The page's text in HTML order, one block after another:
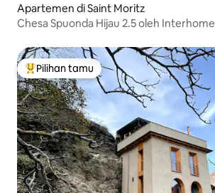
Apartemen di Saint Moritz
Chesa Spuonda Hijau 2.5 oleh Interhome
Pilihan tamu terpopuler
Pilihan tamu